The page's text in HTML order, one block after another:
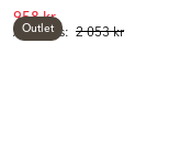
Anb. Pris: 2 053 kr
958 kr
Outlet